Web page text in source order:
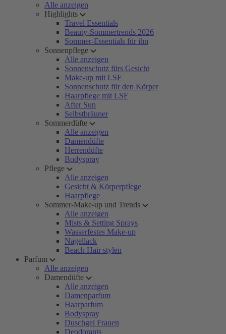
Alle anzeigen
Highlights
Travel Essentials
Beauty-Sommertrends 2026
Sommer-Essentials für ihn
Sonnenpflege
Alle anzeigen
Sonnenschutz fürs Gesicht
Make-up mit LSF
Sonnenschutz für den Körper
Haarpflege mit LSF
After Sun
Selbstbräuner
Sommerdüfte
Alle anzeigen
Damendüfte
Herrendüfte
Bodyspray
Pflege
Alle anzeigen
Gesicht & Körperpflege
Haarpflege
Sommer-Make-up und Trends
Alle anzeigen
Mists & Setting Sprays
Wasserfestes Make-up
Nagellack
Beach Hair stylen
Parfum
Alle anzeigen
Damendüfte
Alle anzeigen
Damenparfum
Haarparfum
Bodyspray
Duschgel Frauen
Deodorants